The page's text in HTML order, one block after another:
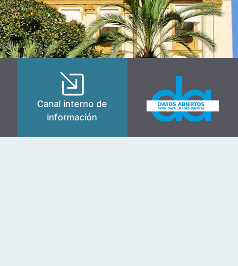
Canal interno de
información